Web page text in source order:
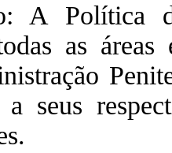
A Política
as
seus